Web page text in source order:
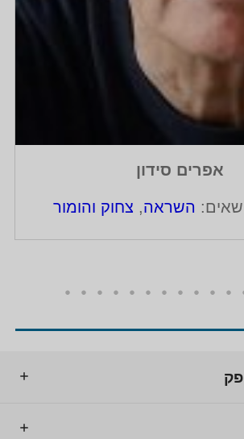
אפרים סידון
השראה, צחוק והומור